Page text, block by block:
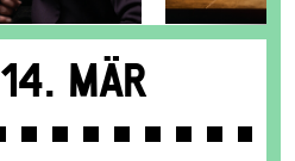
14. Mär